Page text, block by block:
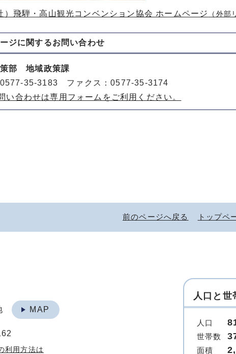
）飛騨・高山観光コンベンション協会 ホームページ （外部
ジに関するお問い合わせ
部 地域政策課
0577-35-3183 ファクス：0577-35-3174
い合わせは専用フォームをご利用ください。
前のページへ戻る トップペ
地 MAP
利用方法は
人口と世
人口
世帯数
面積